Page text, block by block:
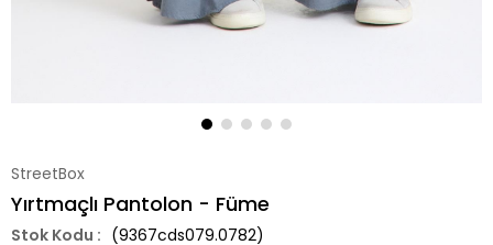
StreetBox
Yırtmaçlı Pantolon - Füme
(9367cds079.0782)